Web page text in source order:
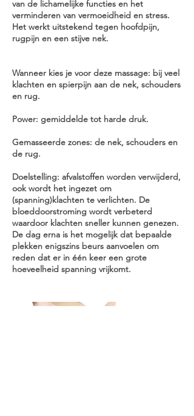
van de lichamelijke functies en het
verminderen van vermoeidheid en stress.
Het werkt uitstekend tegen hoofdpijn,
rugpijn en een stijve nek.
Wanneer kies je voor deze massage: bij veel
klachten en spierpijn aan de nek, schouders
en rug.
Power: gemiddelde tot harde druk.
Gemasseerde zones: de nek, schouders en
de rug.
Doelstelling: afvalstoffen worden verwijderd,
ook wordt het ingezet om
(spanning)klachten te verlichten. De
bloeddoorstroming wordt verbeterd
waardoor klachten sneller kunnen genezen.
De dag erna is het mogelijk dat bepaalde
plekken enigszins beurs aanvoelen om
reden dat er in één keer een grote
hoeveelheid spanning vrijkomt.